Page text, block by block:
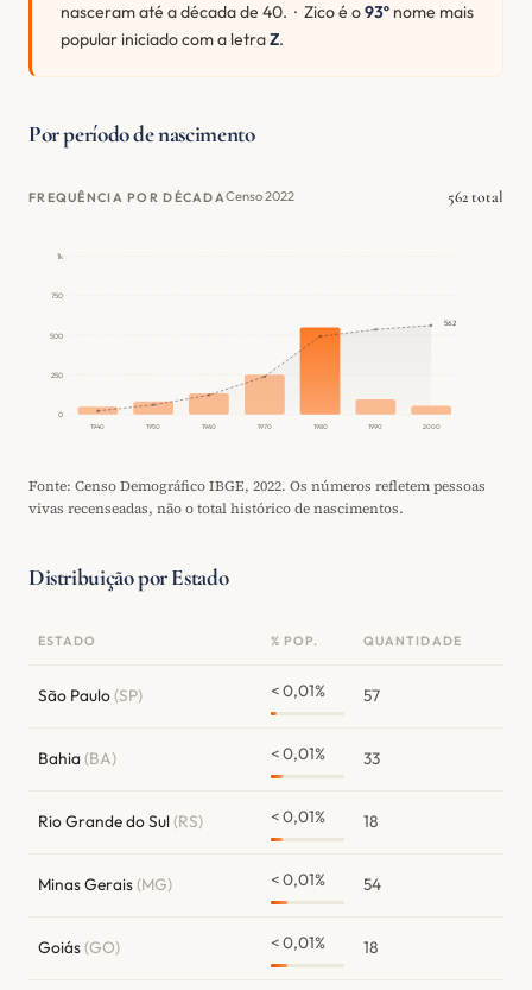
nasceram até a década de 40. · Zico é o93º nome mais
popular iniciado com a letraZ.
Por período de nascimento
FREQUÊNCIA POR DÉCADACenso 2022 562 total
0
250
500
750
1k
1940 1950 1960 1970 1980 1990 2000
562
Fonte: Censo Demográfico IBGE, 2022. Os números refletem pessoas
vivas recenseadas, não o total histórico de nascimentos.
Distribuição por Estado
ESTADO % POP. QUANTIDADE
São Paulo(SP) < 0,01% 57
Bahia (BA) < 0,01% 33
Rio Grande do Sul(RS) < 0,01% 18
Minas Gerais(MG) < 0,01% 54
Goiás(GO) < 0,01% 18